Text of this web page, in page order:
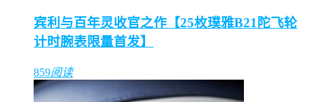
宾利与百年灵收官之作【25枚璞雅B21陀飞轮
计时腕表限量首发】
859阅读